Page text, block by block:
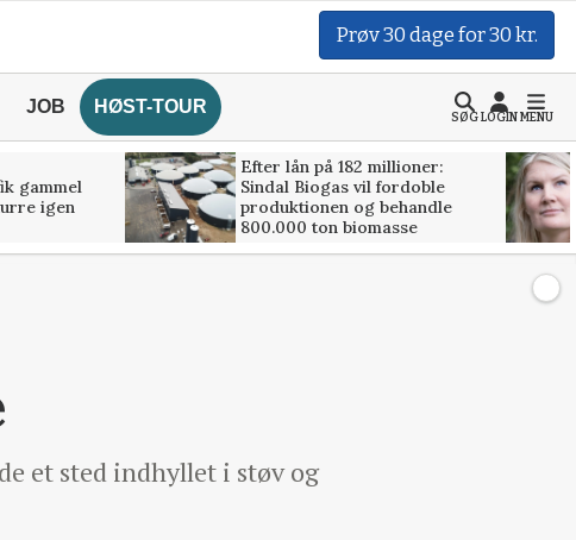
Prøv 30 dage for 30 kr.
JOB HØST-TOUR
SØGLOGINMENU
gammel
igen
Efter lån på 182 millioner:
Sindal Biogas vil fordoble
produktionen og behandle
800.000 ton biomasse
et sted indhyllet i støv og